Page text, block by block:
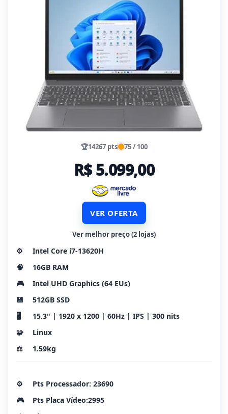
🏆14267 pts 75 / 100
R$ 5.099,00
VER OFERTA
Ver melhor preço (2 lojas)
⚙️
Intel Core i7-13620H
🧠
16GB RAM
🎮
Intel UHD Graphics (64 EUs)
💾
512GB SSD
🖥️
15.3" | 1920 x 1200 | 60Hz | IPS | 300 nits
🧩
Linux
⚖️
1.59kg
⚙️
Pts Processador: 23690
🎮
Pts Placa Vídeo:2995